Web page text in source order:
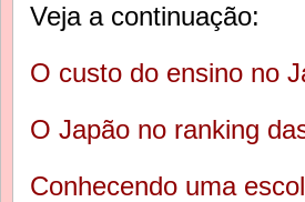
Veja a continuação:
O custo do ensino no
O Japão no ranking
Conhecendo uma